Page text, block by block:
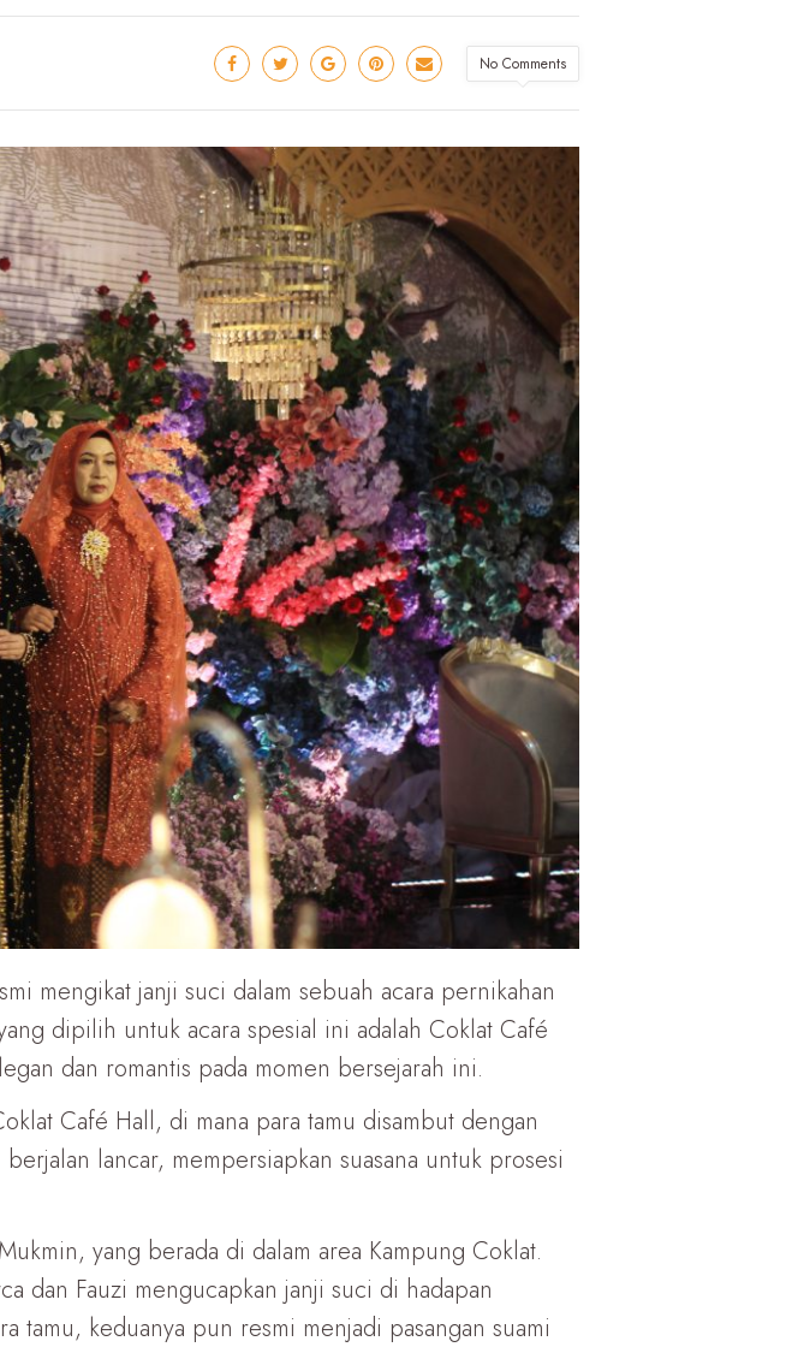
No Comments
mengikat janji suci dalam sebuah acara pernikahan
dipilih untuk acara spesial ini adalah Coklat Café
dan romantis pada momen bersejarah ini.
Café Hall, di mana para tamu disambut dengan
lancar, mempersiapkan suasana untuk prosesi
yang berada di dalam area Kampung Coklat.
dan Fauzi mengucapkan janji suci di hadapan
tamu, keduanya pun resmi menjadi pasangan suami